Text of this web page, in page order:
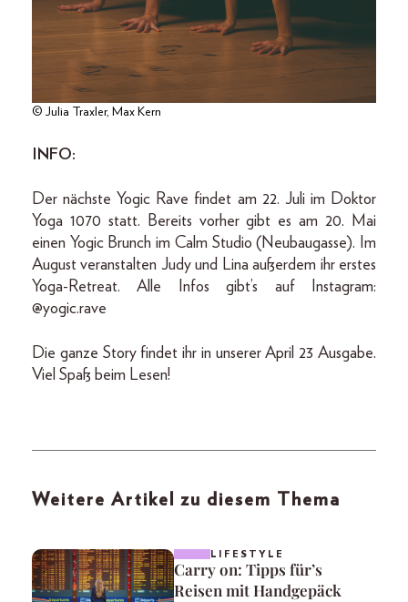
© Julia Traxler, Max Kern
INFO:
Der nächste Yogic Rave findet am 22. Juli im Doktor
Yoga 1070 statt. Bereits vorher gibt es am 20. Mai
einen Yogic Brunch im Calm Studio (Neubaugasse). Im
August veranstalten Judy und Lina außerdem ihr erstes
Yoga-Retreat. Alle Infos gibt’s auf Instagram:
@yogic.rave
Die ganze Story findet ihr in unserer April 23 Ausgabe.
Viel Spaß beim Lesen!
Weitere Artikel zu diesem Thema
LIFESTYLE
Carry on: Tipps für’s
Reisen mit Handgepäck